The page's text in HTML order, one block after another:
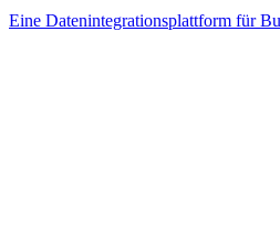
Eine Datenintegrationsplattform für